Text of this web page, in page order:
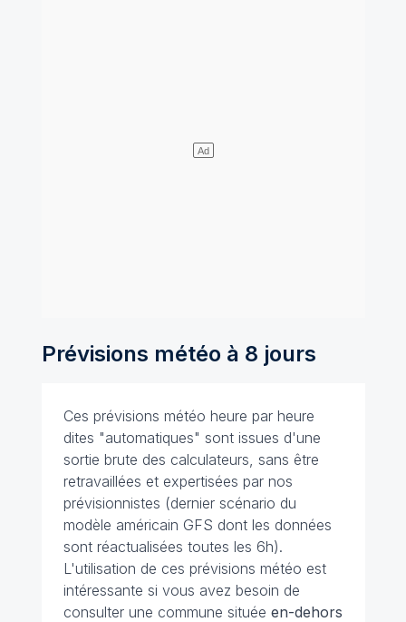
Prévisions météo à 8 jours
Ces prévisions météo heure par heure
dites "automatiques" sont issues d'une
sortie brute des calculateurs, sans être
retravaillées et expertisées par nos
prévisionnistes (dernier scénario du
modèle américain GFS dont les données
sont réactualisées toutes les 6h).
L'utilisation de ces prévisions météo est
intéressante si vous avez besoin de
consulter une commune située en-dehors